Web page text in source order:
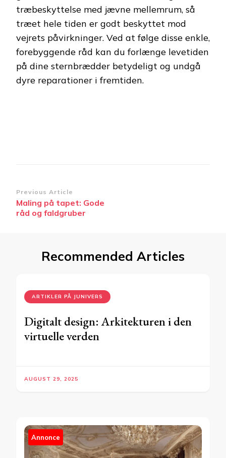
træbeskyttelse med jævne mellemrum, så
træet hele tiden er godt beskyttet mod
vejrets påvirkninger. Ved at følge disse enkle,
forebyggende råd kan du forlænge levetiden
på dine sternbrædder betydeligt og undgå
dyre reparationer i fremtiden.
Post
Navigation
Previous Article
Maling på tapet: Gode
råd og faldgruber
Recommended Articles
ARTIKLER PÅ JUNIVERS
Digitalt design: Arkitekturen i den
virtuelle verden
AUGUST 29, 2025
Annonce